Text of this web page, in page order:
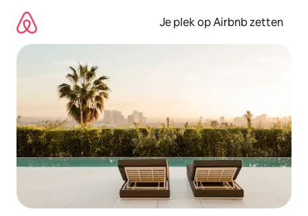
direct
naar
inhoud
Je plek op Airbnb zetten